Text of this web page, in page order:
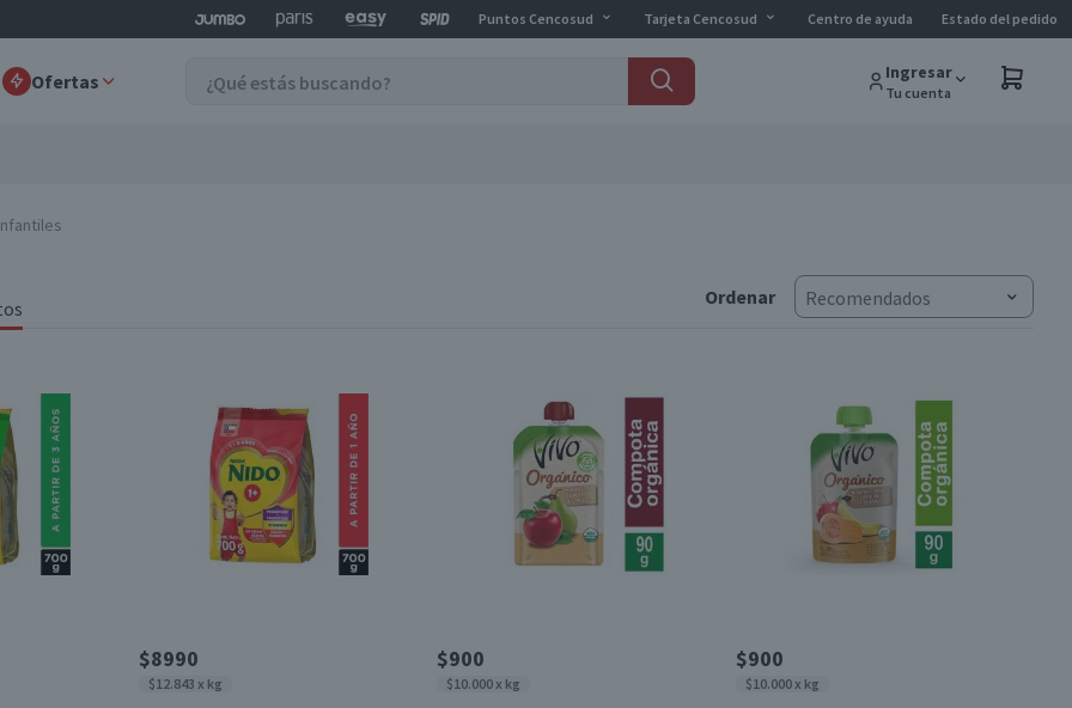
Puntos Cencosud Tarjeta Cencosud Centro de ayuda Estado del pedido
Ofertas Ingresar
Tu cuenta
Ordenar Recomendados
$8990
$12.843 x kg
$900
$10.000 x kg
$900
$10.000 x kg